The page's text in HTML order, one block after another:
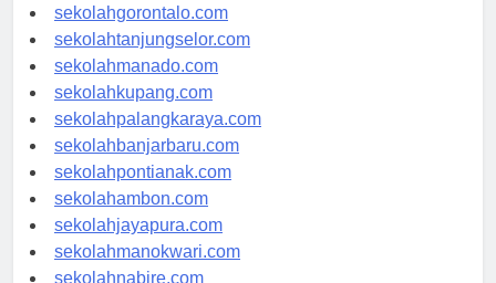
sekolahkendari.com
sekolahgorontalo.com
sekolahtanjungselor.com
sekolahmanado.com
sekolahkupang.com
sekolahpalangkaraya.com
sekolahbanjarbaru.com
sekolahpontianak.com
sekolahambon.com
sekolahjayapura.com
sekolahmanokwari.com